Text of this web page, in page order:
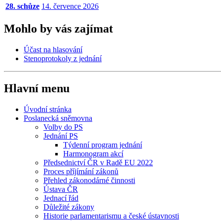
28. schůze 14. července 2026
Mohlo by vás zajímat
Účast na hlasování
Stenoprotokoly z jednání
Hlavní menu
Úvodní stránka
Poslanecká sněmovna
Volby do PS
Jednání PS
Týdenní program jednání
Harmonogram akcí
Předsednictví ČR v Radě EU 2022
Proces příjímání zákonů
Přehled zákonodárné činnosti
Ústava ČR
Jednací řád
Důležité zákony
Historie parlamentarismu a české ústavnosti